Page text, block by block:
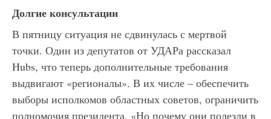
Долгие консультации
В пятницу ситуация не сдвинулась с мертвой
точки. Один из депутатов от УДАРа рассказал
Hubs, что теперь дополнительные требования
выдвигают «регионалы». В их числе – обеспечить
выборы исполкомов областных советов, ограничить
полномочия президента. «Но почему они полезли в